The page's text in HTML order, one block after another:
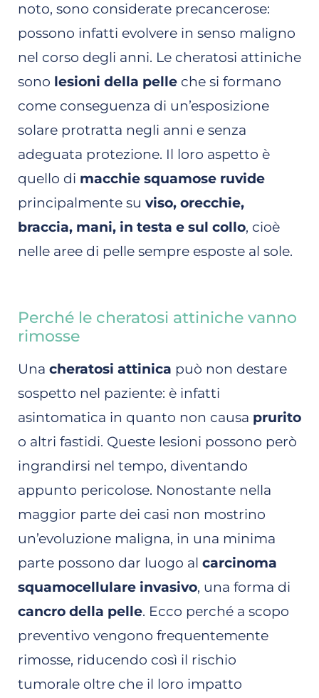
noto, sono considerate precancerose:
possono infatti evolvere in senso maligno
nel corso degli anni. Le cheratosi attiniche
sono lesioni della pelle che si formano
come conseguenza di un’esposizione
solare protratta negli anni e senza
adeguata protezione. Il loro aspetto è
quello di macchie squamose ruvide
principalmente su viso, orecchie,
braccia, mani, in testa e sul collo, cioè
nelle aree di pelle sempre esposte al sole.
Perché le cheratosi attiniche vanno
rimosse
Una cheratosi attinica può non destare
sospetto nel paziente: è infatti
asintomatica in quanto non causa prurito
o altri fastidi. Queste lesioni possono però
ingrandirsi nel tempo, diventando
appunto pericolose. Nonostante nella
maggior parte dei casi non mostrino
un’evoluzione maligna, in una minima
parte possono dar luogo al carcinoma
squamocellulare invasivo, una forma di
cancro della pelle. Ecco perché a scopo
preventivo vengono frequentemente
rimosse, riducendo così il rischio
tumorale oltre che il loro impatto